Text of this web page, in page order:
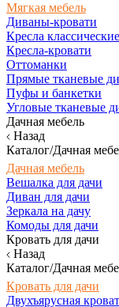
Мягкая мебель
Диваны-кровати
Кресла классические
Кресла-кровати
Оттоманки
Прямые тканевые
Пуфы и банкетки
Угловые тканевые
Дачная мебель
Назад
Каталог/Дачная
Дачная мебель
Вешалка для дачи
Диван для дачи
Зеркала на дачу
Комоды для дачи
Кровать для дачи
Назад
Каталог/Дачная
Кровать для дачи
Двухъярусная